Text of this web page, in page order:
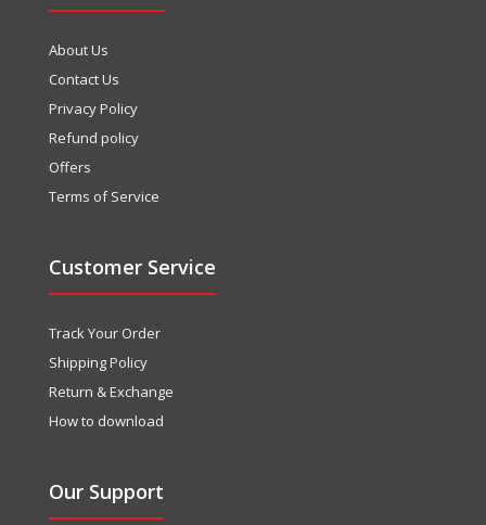
About Us
Contact Us
Privacy Policy
Refund policy
Offers
Terms of Service
Customer Service
Track Your Order
Shipping Policy
Return & Exchange
How to download
Our Support